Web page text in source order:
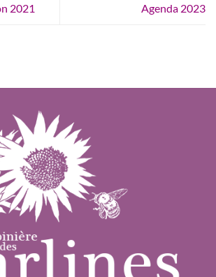
2021 Agenda 2023